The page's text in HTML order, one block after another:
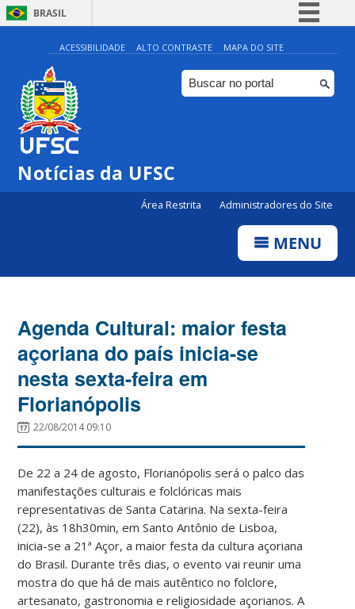
BRASIL
Simplifique!
Comunica BR
Participe
ACESSIBILIDADE ALTO CONTRASTE MAPA DO SITE
Notícias da UFSC
Área Restrita Administradores do Site
MENU
Agenda Cultural: maior festa
açoriana do país inicia-se
nesta sexta-feira em
Florianópolis
22/08/2014 09:10
De 22 a 24 de agosto, Florianópolis será o palco das
manifestações culturais e folclóricas mais
representativas de Santa Catarina. Na sexta-feira
(22), às 18h30min, em Santo Antônio de Lisboa,
inicia-se a 21ª Açor, a maior festa da cultura açoriana
do Brasil. Durante três dias, o evento vai reunir uma
mostra do que há de mais autêntico no folclore,
artesanato, gastronomia e religiosidade açorianos. A